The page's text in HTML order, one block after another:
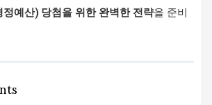
예산) 당첨을 위한 완벽한 전략을 준비